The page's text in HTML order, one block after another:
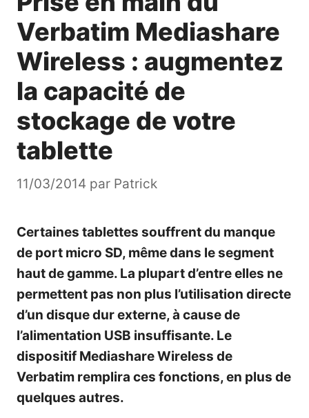
Verbatim Mediashare
Wireless : augmentez
la capacité de
stockage de votre
tablette
11/03/2014 par Patrick
Certaines tablettes souffrent du manque
de port micro SD, même dans le segment
haut de gamme. La plupart d’entre elles ne
permettent pas non plus l’utilisation directe
d’un disque dur externe, à cause de
l’alimentation USB insuffisante. Le
dispositif Mediashare Wireless de
Verbatim remplira ces fonctions, en plus de
quelques autres.